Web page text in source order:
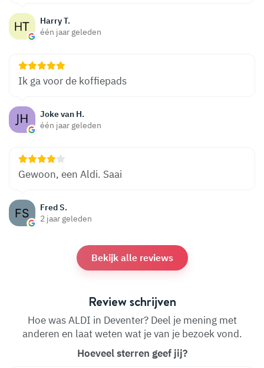
Harry T.
één jaar geleden
Joke van H.
één jaar geleden
Ik ga voor de koffiepads
Fred S.
2 jaar geleden
Gewoon, een Aldi. Saai
Bekijk alle reviews
Review schrijven
Hoe was ALDI in Deventer? Deel je mening met
anderen en laat weten wat je van je bezoek vond.
Hoeveel sterren geef jij?